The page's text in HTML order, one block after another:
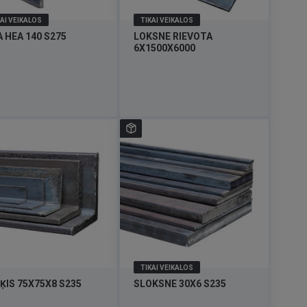
VEIKALOS
HEA 140 S275
TIKAI VEIKALOS
LOKSNE RIEVOTA
6X1500X6000
75X75X8 S235
TIKAI VEIKALOS
SLOKSNE 30X6 S235